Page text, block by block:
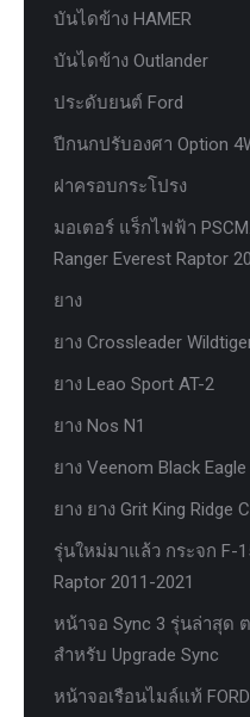
บันไดข้าง HAMER
บันไดข้าง Outlander
ประดับยนต์ Ford
ปีกนกปรับองศา Option
ฝาครอบกระโปรง
มอเตอร์ แร็กไฟฟ้า
Ranger Everest Raptor
ยาง
ยาง Crossleader
ยาง Leao Sport AT-2
ยาง Nos N1
ยาง Veenom Black Eagle
ยาง ยาง Grit King Ridge
รุ่นใหม่มาแล้ว กระจก F-
Raptor 2011-2021
หน้าจอ Sync 3 รุ่นล่าสุด
สำหรับ Upgrade Sync
หน้าจอเรือนไมล์แท้ FORD